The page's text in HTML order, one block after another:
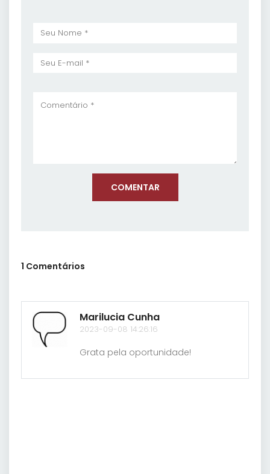
COMENTAR
1 Comentários
Marilucia Cunha
2023-09-08 14:26:16
Grata pela oportunidade!